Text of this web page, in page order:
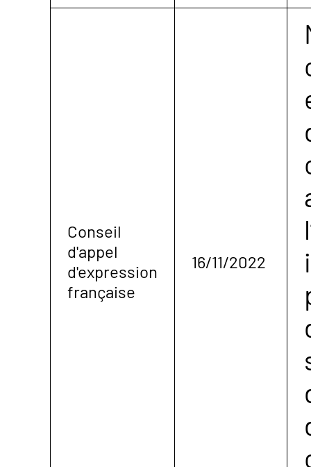
Conseil
d'appel
d'expression
française
16/11/2022